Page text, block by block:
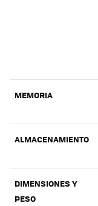
MEMORIA
ALMACENAMIENTO
DIMENSIONES Y
PESO